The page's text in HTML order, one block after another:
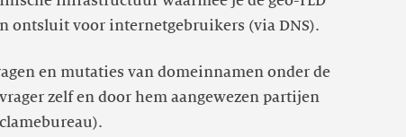
ontsluit voor internetgebruikers (via DNS).
en mutaties van domeinnamen onder de
zelf en door hem aangewezen partijen